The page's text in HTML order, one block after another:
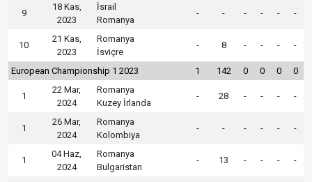
9
18 Kas,
2023
İsrail
Romanya
- - - - - -
10
21 Kas,
2023
Romanya
İsviçre
- 8 - - - -
European Championship 1 2023 1 142 0 0 0 0
1
22 Mar,
2024
Romanya
Kuzey İrlanda
- 28 - - - -
1
26 Mar,
2024
Romanya
Kolombiya
- - - - - -
1
04 Haz,
2024
Romanya
Bulgaristan
- 13 - - - -